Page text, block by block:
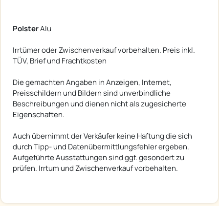
PolsterAlu
Irrtümer oder Zwischenverkauf vorbehalten. Preis inkl.
TÜV, Brief und Frachtkosten
Die gemachten Angaben in Anzeigen, Internet,
Preisschildern und Bildern sind unverbindliche
Beschreibungen und dienen nicht als zugesicherte
Eigenschaften.
Auch übernimmt der Verkäufer keine Haftung die sich
durch Tipp- und Datenübermittlungsfehler ergeben.
Aufgeführte Ausstattungen sind ggf. gesondert zu
prüfen. Irrtum und Zwischenverkauf vorbehalten.